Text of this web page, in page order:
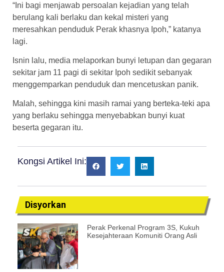
“Ini bagi menjawab persoalan kejadian yang telah
berulang kali berlaku dan kekal misteri yang
meresahkan penduduk Perak khasnya Ipoh,” katanya
lagi.
Isnin lalu, media melaporkan bunyi letupan dan gegaran
sekitar jam 11 pagi di sekitar Ipoh sedikit sebanyak
menggemparkan penduduk dan mencetuskan panik.
Malah, sehingga kini masih ramai yang berteka-teki apa
yang berlaku sehingga menyebabkan bunyi kuat
beserta gegaran itu.
Kongsi Artikel Ini:
Disyorkan
Perak Perkenal Program 3S, Kukuh
Kesejahteraan Komuniti Orang Asli